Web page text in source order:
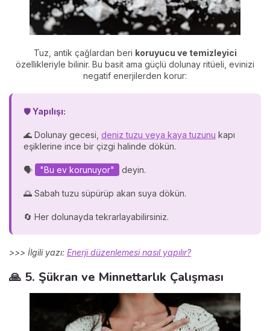
Tuz, antik çağlardan beri koruyucu ve temizleyici
özellikleriyle bilinir. Bu basit ama güçlü dolunay ritüeli, evinizi
negatif enerjilerden korur:
🛡️Yapılışı:
🌊 Dolunay gecesi, deniz tuzu veya kaya tuzunu kapı
eşiklerine ince bir çizgi halinde dökün.
🗣️ "Bu ev korunuyor" deyin.
🌅 Sabah tuzu süpürüp akan suya dökün.
🔄 Her dolunayda tekrarlayabilirsiniz.
>>> İlgili yazı: Enerji düzenlemesi nasıl yapılır?
🙏 5. Şükran ve Minnettarlık Çalışması